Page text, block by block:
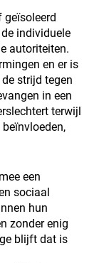
geïsoleerd
individuele
autoriteiten.
en er is
strijd tegen
in een
terwijl
een
sociaal
hun
zonder enig
blijft dat is